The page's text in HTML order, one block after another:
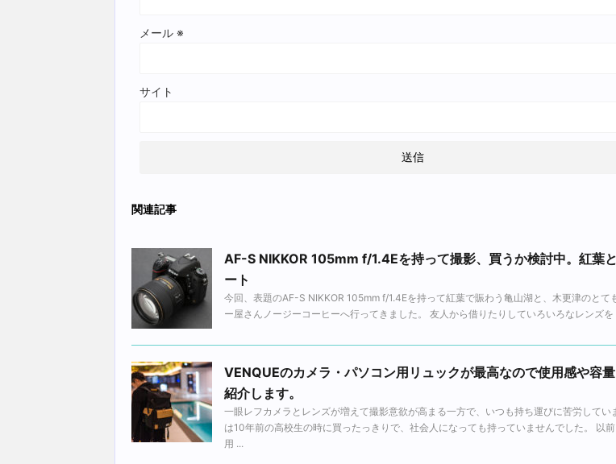
メール ※
サイト
関連記事
AF-S NIKKOR 105mm f/1.4Eを持って撮影、買うか検討中。紅葉
ート
今回、表題のAF-S NIKKOR 105mm f/1.4Eを持って紅葉で賑わう亀山湖と、木更津のとて
ー屋さんノージーコーヒーへ行ってきました。 友人から借りたりしていろいろなレンズを
VENQUEのカメラ・パソコン用リュックが最高なので使用感や容
紹介します。
一眼レフカメラとレンズが増えて撮影意欲が高まる一方で、いつも持ち運びに苦労してい
は10年前の高校生の時に買ったっきりで、社会人になっても持っていませんでした。 以
用 ...